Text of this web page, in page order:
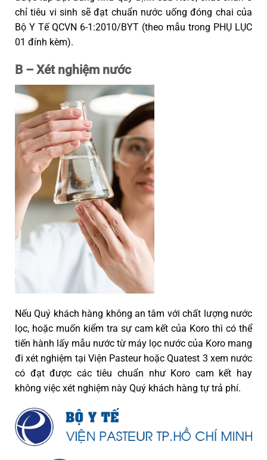
chỉ tiêu vi sinh sẽ đạt chuẩn nước uống đóng chai của
Bộ Y Tế QCVN 6-1:2010/BYT (theo mẫu trong PHỤ LỤC
01 đính kèm).
B – Xét nghiệm nước
Nếu Quý khách hàng không an tâm với chất lượng nước
lọc, hoặc muốn kiểm tra sự cam kết của Koro thì có thể
tiến hành lấy mẫu nước từ máy lọc nước của Koro mang
đi xét nghiệm tại Viện Pasteur hoặc Quatest 3 xem nước
có đạt được các tiêu chuẩn như Koro cam kết hay
không việc xét nghiệm này Quý khách hàng tự trả phí.